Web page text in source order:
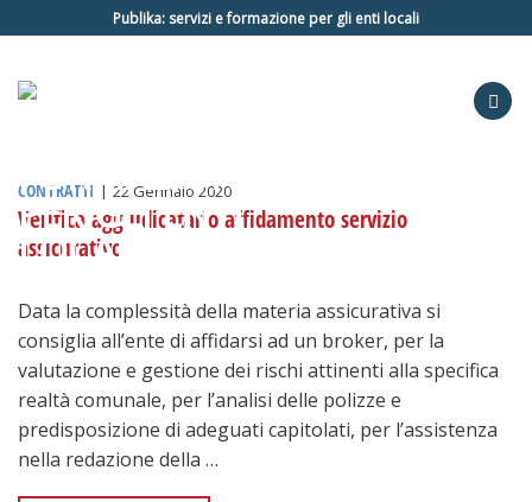
ai
Publika: servizi e formazione per gli enti locali
CONTRATTI | 22 Gennaio 2020
Verifica aggiudicatario affidamento servizio
assicurativo
Data la complessità della materia assicurativa si
consiglia all’ente di affidarsi ad un broker, per la
valutazione e gestione dei rischi attinenti alla specifica
realtà comunale, per l’analisi delle polizze e
predisposizione di adeguati capitolati, per l’assistenza
nella redazione della …